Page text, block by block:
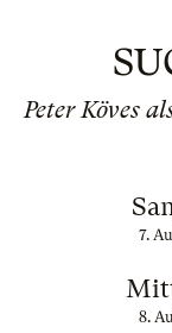
Peter Köves
7.
8.